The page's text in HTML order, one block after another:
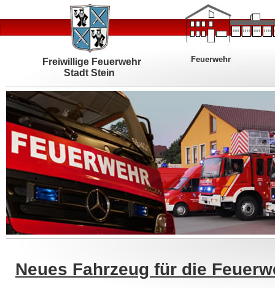
Freiwillige Feuerwehr
Stadt Stein
Feuerwehr
Neues Fahrzeug für die